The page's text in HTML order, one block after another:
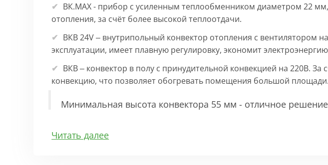
ВК.МАХ - прибор с усиленным теплообменником диаметром 22
отопления, за счёт более высокой теплоотдачи.
ВКВ 24V – внутрипольный конвектор отопления с вентилятором
эксплуатации, имеет плавную регулировку, экономит
ВКВ – конвектор в полу с принудительной конвекцией на 220В.
конвекцию, что позволяет обогревать помещения большой площади.
Минимальная высота конвектора 55 мм - отличное решение
Особенности:
Читать далее